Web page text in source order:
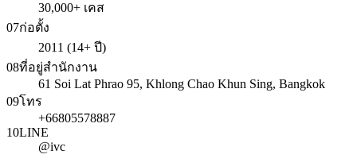
30,000+ เคส
07ก่อตั้ง
2011 (14+ ปี)
08ที่อยู่สำนักงาน
61 Soi Lat Phrao 95, Khlong Chao Khun Sing, Bangkok
09โทร
+66805578887
10LINE
@ivc